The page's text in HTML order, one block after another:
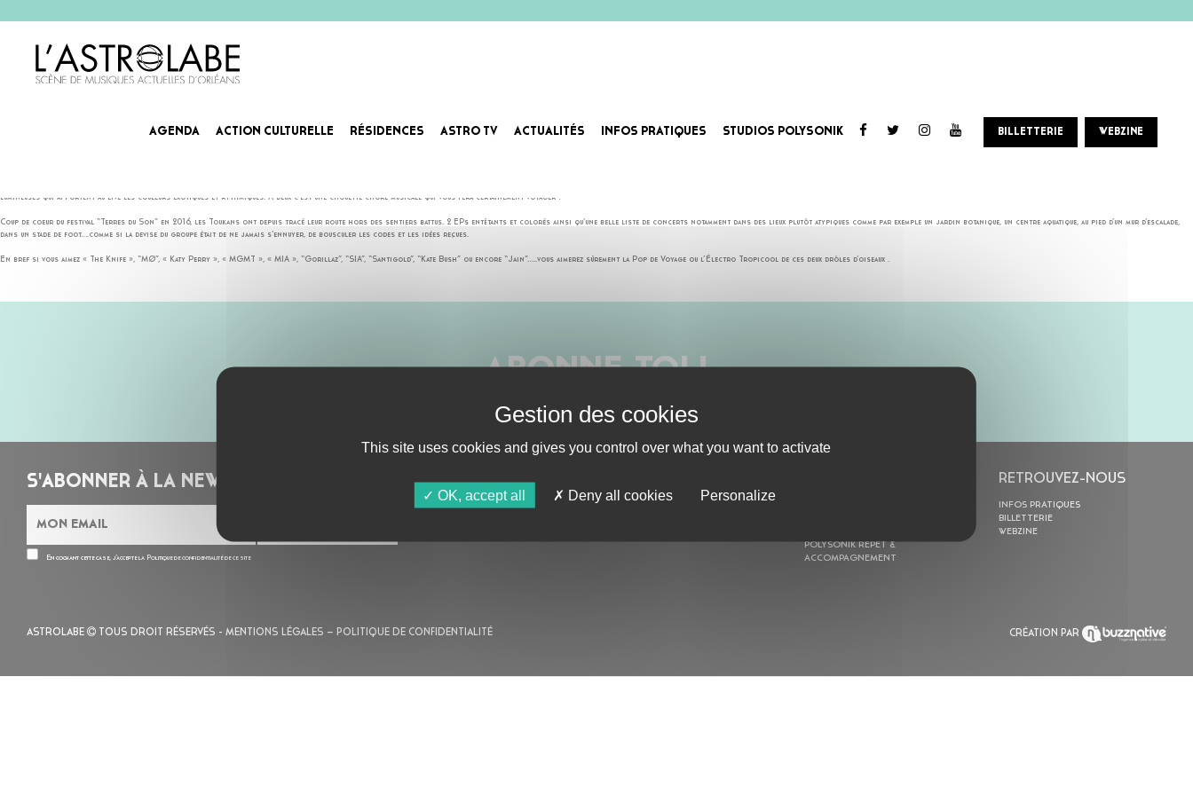
AGENDA ACTION CULTURELLE RÉSIDENCES ASTRO TV ACTUALITÉS INFOS PRATIQUES STUDIOS POLYSONIK BILLETTERIE WEBZINE
lumineuses qui apportent au live les couleurs exotiques et rythmiques. A deux c’est une chouette choré musicale qui vous fera certainement voyager !
Coup de coeur du festival “Terres du Son” en 2016, les Toukans ont depuis tracé leur route hors des sentiers battus. 2 EPs entêtants et colorés ainsi qu’une belle liste de concerts notamment dans des lieux plutôt atypiques comme par exemple un jardin botanique, un centre aquatique, au pied d’un mur d’escalade,
dans un stade de foot….comme si la devise du groupe était de ne jamais s’ennuyer, de bousculer les codes et les idées reçues.
En bref si vous aimez « The Knife », “MØ”, « Katy Perry », « MGMT », « MIA », “Gorillaz”, “SIA”, “Santigold”, “Kate Bush” ou encore “Jain”…..vous aimerez sûrement la Pop de Voyage ou l’Électro Tropicool de ces deux drôles d’oiseaux .
ABONNE-TOI !
S'ABONNER À LA NEWSLETTER
En cochant cette case, j’accepte la Politique de confidentialitéde ce site
POLYSONIK REPET &
ACCOMPAGNEMENT
RETROUVEZ-NOUS
INFOS PRATIQUES
BILLETTERIE
WEBZINE
ASTROLABE TOUS DROIT RÉSERVÉS - MENTIONS LÉGALES – POLITIQUE DE CONFIDENTIALITÉ CRÉATION PAR
This site uses cookies and gives you control over what you want to activate
OK, accept all Deny all cookies Personalize